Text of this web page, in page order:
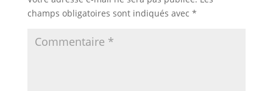
champs obligatoires sont indiqués avec *